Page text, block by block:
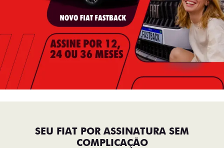
SEU FIAT POR ASSINATURA SEM
COMPLICAÇÃO